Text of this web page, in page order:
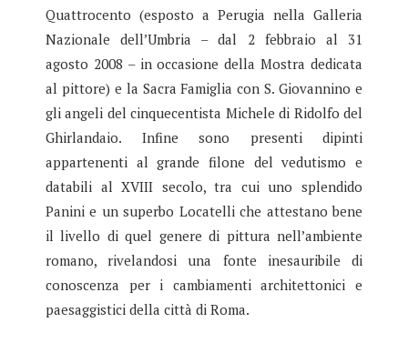
Quattrocento (esposto a Perugia nella Galleria
Nazionale dell’Umbria – dal 2 febbraio al 31
agosto 2008 – in occasione della Mostra dedicata
al pittore) e la Sacra Famiglia con S. Giovannino e
gli angeli del cinquecentista Michele di Ridolfo del
Ghirlandaio. Infine sono presenti dipinti
appartenenti al grande filone del vedutismo e
databili al XVIII secolo, tra cui uno splendido
Panini e un superbo Locatelli che attestano bene
il livello di quel genere di pittura nell’ambiente
romano, rivelandosi una fonte inesauribile di
conoscenza per i cambiamenti architettonici e
paesaggistici della città di Roma.